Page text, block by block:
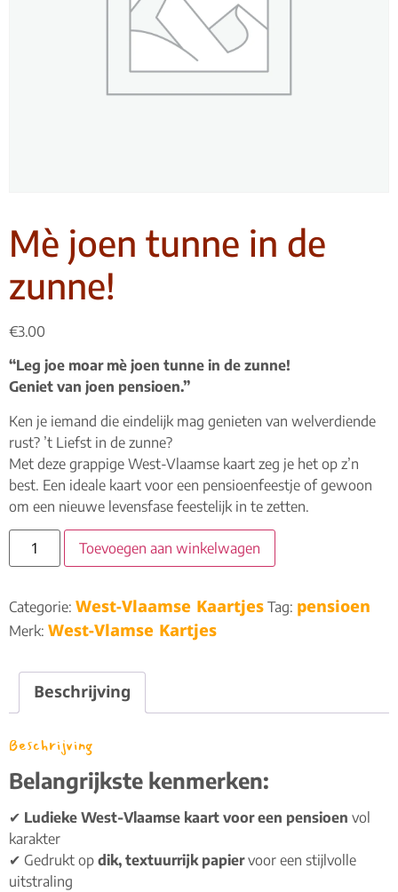
Mè joen tunne in de
zunne!
€3.00
“Leg joe moar mè joen tunne in de zunne!
Geniet van joen pensioen.”
Ken je iemand die eindelijk mag genieten van welverdiende
rust? ’t Liefst in de zunne?
Met deze grappige West-Vlaamse kaart zeg je het op z’n
best. Een ideale kaart voor een pensioenfeestje of gewoon
om een nieuwe levensfase feestelijk in te zetten.
Toevoegen aan winkelwagen
Categorie: West-Vlaamse Kaartjes Tag: pensioen
Merk: West-Vlamse Kartjes
Beschrijving
Beschrijving
Belangrijkste kenmerken:
✔ Ludieke West-Vlaamse kaart voor een pensioen vol
karakter
✔ Gedrukt op dik, textuurrijk papiervoor een stijlvolle
uitstraling